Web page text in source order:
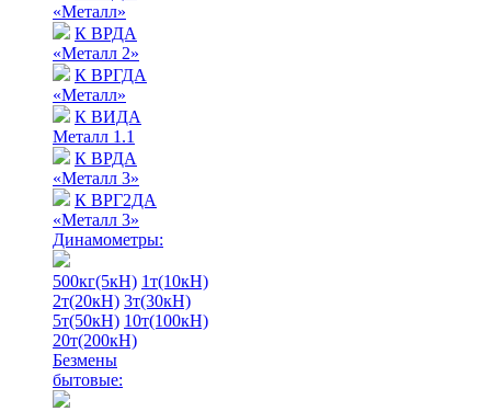
«Металл»
К ВРДА
«Металл 2»
К ВРГДА
«Металл»
К ВИДА
Металл 1.1
К ВРДА
«Металл 3»
К ВРГ2ДА
«Металл 3»
Динамометры:
500кг(5кН) 1т(10кН)
2т(20кН) 3т(30кН)
5т(50кН) 10т(100кН)
20т(200кН)
Безмены
бытовые: